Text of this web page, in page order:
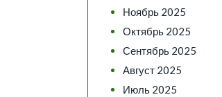
Ноябрь 2025
Октябрь 2025
Сентябрь 2025
Август 2025
Июль 2025